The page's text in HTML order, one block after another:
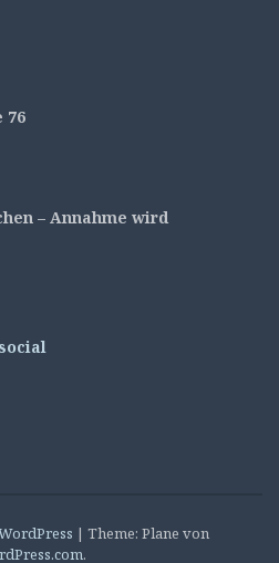
76
– Annahme wird
| Theme: Plane von
.